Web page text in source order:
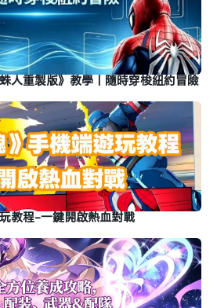
人重製版》教學｜隨時穿梭紐約冒險
教程-一鍵開啟熱血對戰